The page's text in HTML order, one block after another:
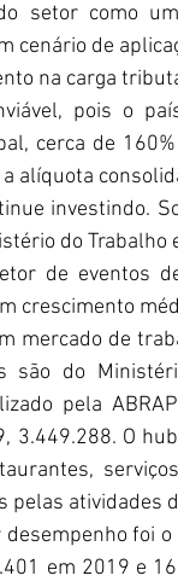
setor como
cenário de
na carga
pois o
cerca de
a alíquota
investindo.
do Trabalho
de eventos
crescimento
mercado de
são do
pela
3.449.288. O
pelas
foi
em 2019 e